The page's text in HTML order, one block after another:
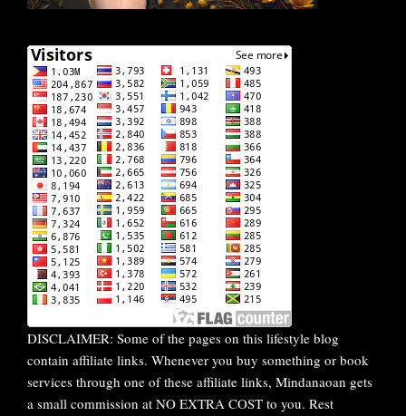
DISCLAIMER: Some of the pages on this lifestyle blog
contain affiliate links. Whenever you buy something or book
services through one of these affiliate links, Mindanaoan gets
a small commission at NO EXTRA COST to you. Rest